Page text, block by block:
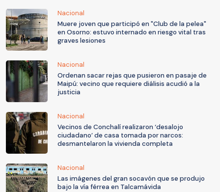
Nacional
Muere joven que participó en "Club de la pelea"
en Osorno: estuvo internado en riesgo vital tras
graves lesiones
Nacional
Ordenan sacar rejas que pusieron en pasaje de
Maipú: vecino que requiere diálisis acudió a la
justicia
Nacional
Vecinos de Conchalí realizaron ‘desalojo
ciudadano’ de casa tomada por narcos:
desmantelaron la vivienda completa
Nacional
Las imágenes del gran socavón que se produjo
bajo la vía férrea en Talcamávida